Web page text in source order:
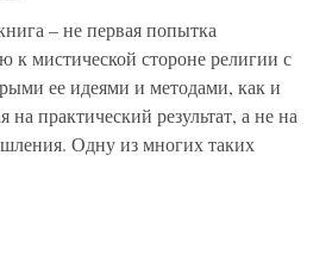
– не первая попытка
к мистической стороне религии с
ее идеями и методами, как и
на практический результат, а не на
Одну из многих таких